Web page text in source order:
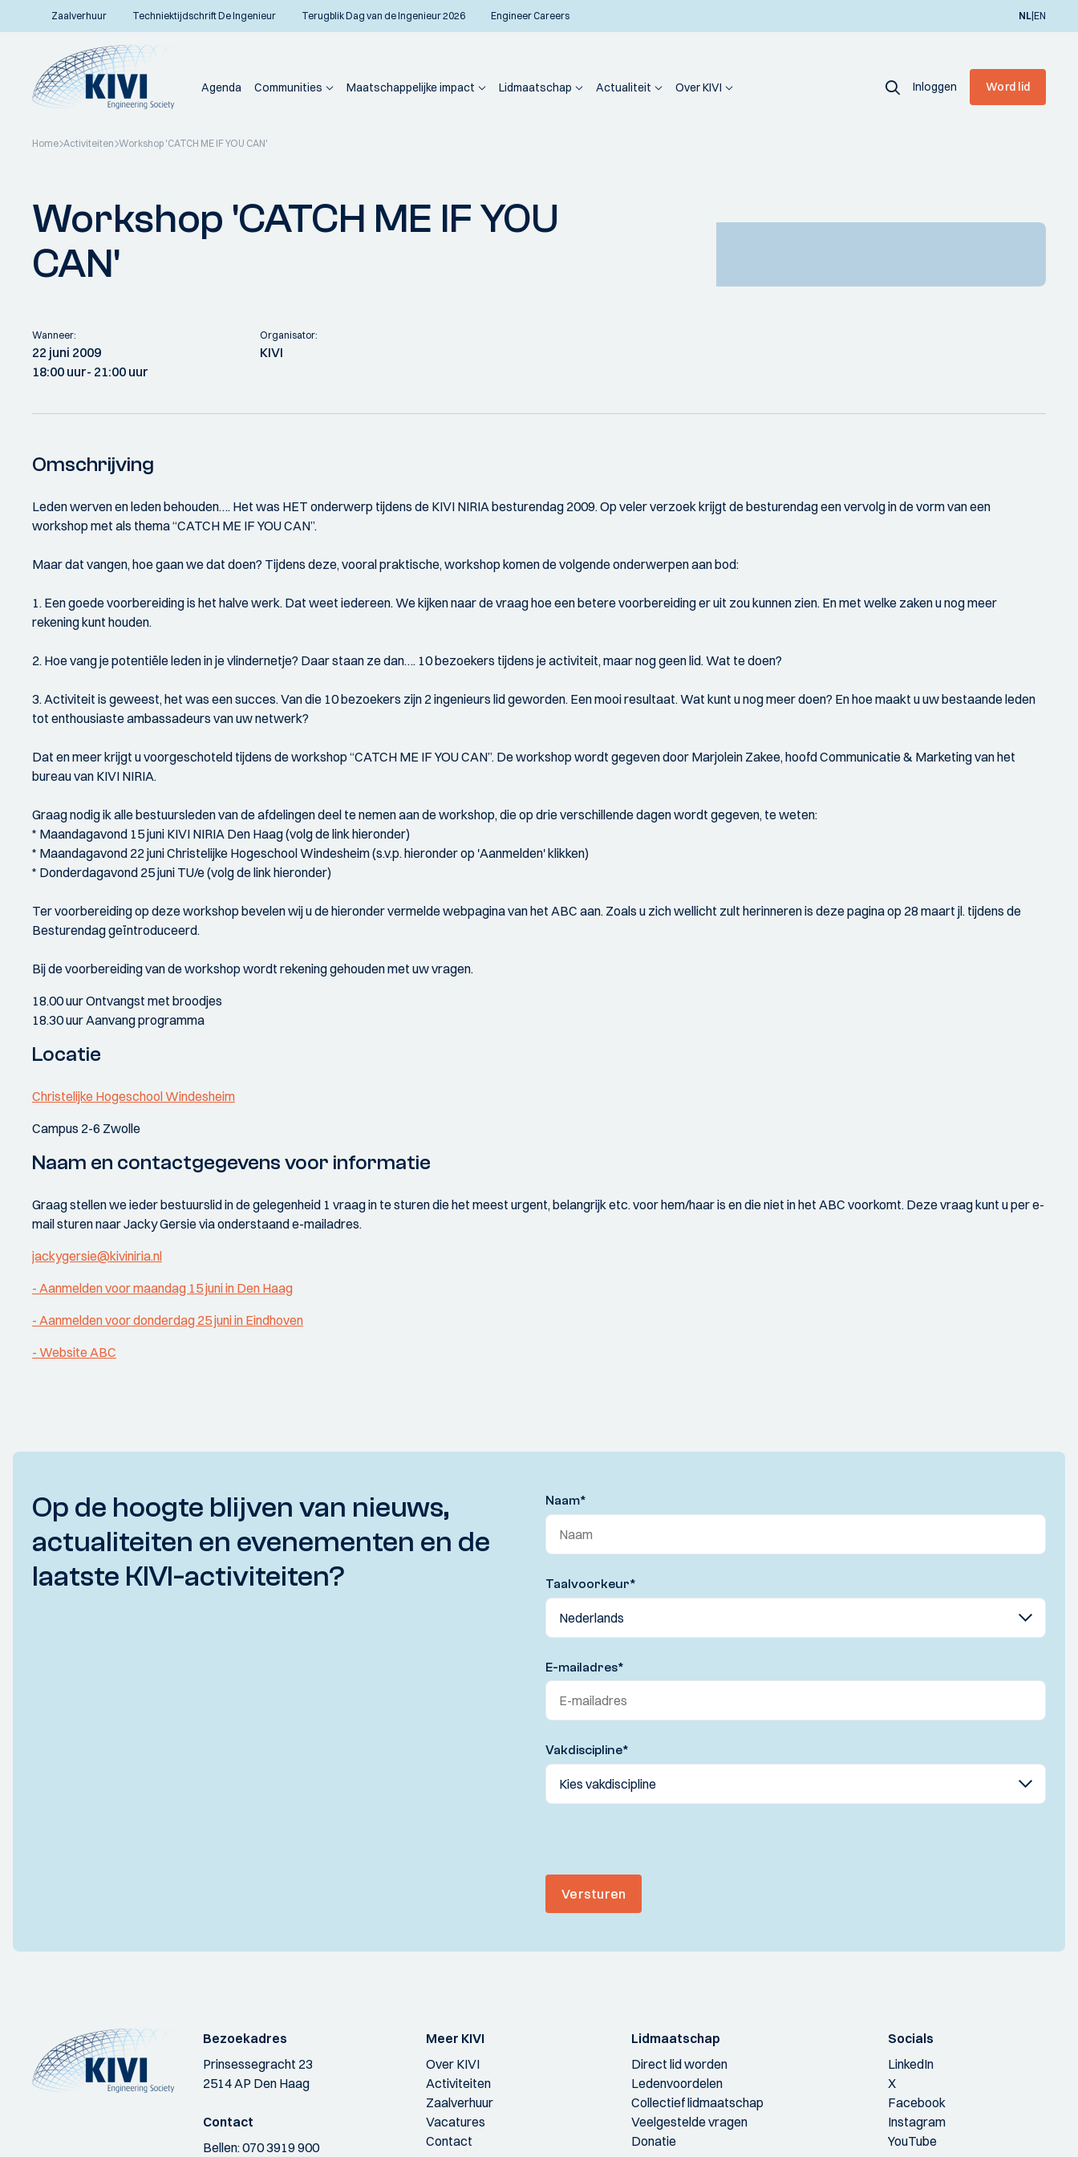
Zaalverhuur Techniektijdschrift De Ingenieur Terugblik Dag van de Ingenieur 2026 Engineer Careers NL|EN
Agenda Communities Maatschappelijke impact Lidmaatschap Actualiteit Over KIVI Inloggen Word lid
Home Activiteiten Workshop 'CATCH ME IF YOU CAN'
Workshop 'CATCH ME IF YOU
CAN'
Wanneer:
22 juni 2009
18:00 uur- 21:00 uur
Organisator:
KIVI
Omschrijving
Leden werven en leden behouden…. Het was HET onderwerp tijdens de KIVI NIRIA besturendag 2009. Op veler verzoek krijgt de besturendag een vervolg in de vorm van een
workshop met als thema “CATCH ME IF YOU CAN”.
Maar dat vangen, hoe gaan we dat doen? Tijdens deze, vooral praktische, workshop komen de volgende onderwerpen aan bod:
1. Een goede voorbereiding is het halve werk. Dat weet iedereen. We kijken naar de vraag hoe een betere voorbereiding er uit zou kunnen zien. En met welke zaken u nog meer
rekening kunt houden.
2. Hoe vang je potentiële leden in je vlindernetje? Daar staan ze dan…. 10 bezoekers tijdens je activiteit, maar nog geen lid. Wat te doen?
3. Activiteit is geweest, het was een succes. Van die 10 bezoekers zijn 2 ingenieurs lid geworden. Een mooi resultaat. Wat kunt u nog meer doen? En hoe maakt u uw bestaande leden
tot enthousiaste ambassadeurs van uw netwerk?
Dat en meer krijgt u voorgeschoteld tijdens de workshop “CATCH ME IF YOU CAN”. De workshop wordt gegeven door Marjolein Zakee, hoofd Communicatie & Marketing van het
bureau van KIVI NIRIA.
Graag nodig ik alle bestuursleden van de afdelingen deel te nemen aan de workshop, die op drie verschillende dagen wordt gegeven, te weten:
* Maandagavond 15 juni KIVI NIRIA Den Haag (volg de link hieronder)
* Maandagavond 22 juni Christelijke Hogeschool Windesheim (s.v.p. hieronder op 'Aanmelden' klikken)
* Donderdagavond 25 juni TU/e (volg de link hieronder)
Ter voorbereiding op deze workshop bevelen wij u de hieronder vermelde webpagina van het ABC aan. Zoals u zich wellicht zult herinneren is deze pagina op 28 maart jl. tijdens de
Besturendag geïntroduceerd.
Bij de voorbereiding van de workshop wordt rekening gehouden met uw vragen.
18.00 uur Ontvangst met broodjes
18.30 uur Aanvang programma
Locatie
Christelijke Hogeschool Windesheim
Campus 2-6 Zwolle
Naam en contactgegevens voor informatie
Graag stellen we ieder bestuurslid in de gelegenheid 1 vraag in te sturen die het meest urgent, belangrijk etc. voor hem/haar is en die niet in het ABC voorkomt. Deze vraag kunt u per e-
mail sturen naar Jacky Gersie via onderstaand e-mailadres.
jackygersie@kiviniria.nl
- Aanmelden voor maandag 15 juni in Den Haag
- Aanmelden voor donderdag 25 juni in Eindhoven
- Website ABC
Op de hoogte blijven van nieuws,
actualiteiten en evenementen en de
laatste KIVI-activiteiten?
Naam*
Taalvoorkeur*
E-mailadres*
Vakdiscipline*
Versturen
Bezoekadres
Prinsessegracht 23
2514 AP Den Haag
Contact
Bellen:070 3919 900
Meer KIVI
Over KIVI
Activiteiten
Zaalverhuur
Vacatures
Contact
Lidmaatschap
Direct lid worden
Ledenvoordelen
Collectief lidmaatschap
Veelgestelde vragen
Donatie
Socials
LinkedIn
X
Facebook
Instagram
YouTube